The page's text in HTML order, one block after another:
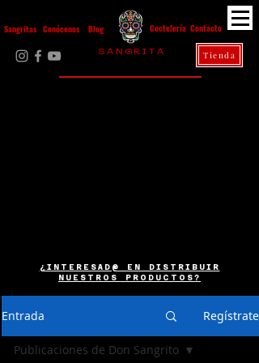
Sangritas Conócenos Contacto
Blog Coctelería
Tienda
S A N G R I T A
¿INTERESAD@ EN DISTRIBUIR
NUESTROS PRODUCTOS?
Entrada Regístrate
Publicaciones de Don Sangrito